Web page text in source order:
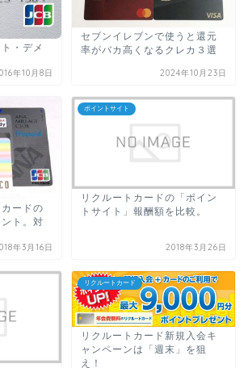
・デメ
年10月8日
セブンイレブンで使うと還元
率がバカ高くなるクレカ３選
2024年10月23日
カードの
ト。対
年3月16日
ポイントサイト
リクルートカードの「ポイン
トサイト」報酬額を比較。
2018年3月26日
リクルートカード
リクルートカード新規入会キ
ャンペーンは「週末」を狙
え！